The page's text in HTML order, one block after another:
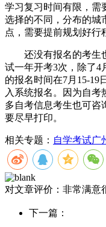
学习复习时间有限，需
选择的不同，分布的城
点，需要提前规划好行
还没有报名的考生也
试一年开考3次，除了4
的报名时间在7月15-19
入系统报名。因为自考
多自考信息考生也可咨
要尽早打印。
相关专题： 自学考试广
对文章评价： 非常满意
下一篇：